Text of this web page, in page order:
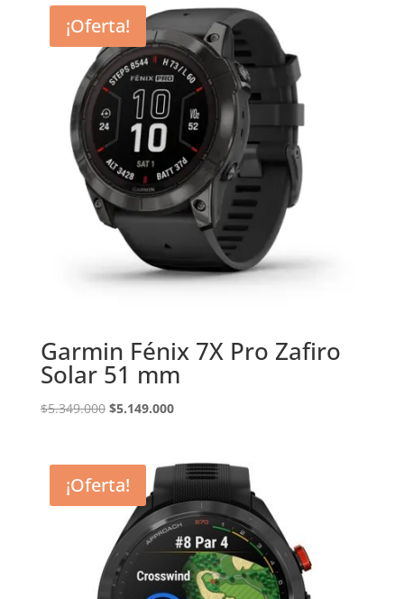
era:
$2.399.000.
es:
$2.249.000.
¡Oferta!
Garmin Fénix 7X Pro Zafiro
Solar 51 mm
$5.349.000 El
era:
$5.349.000.
$5.149.000El
es:
$5.149.000.
¡Oferta!